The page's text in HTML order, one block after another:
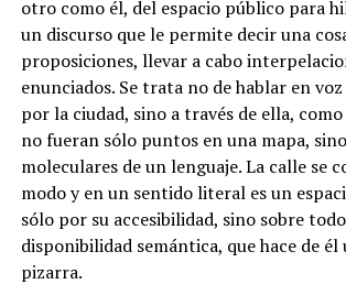
otro como él, del espacio público para
un discurso que le permite decir una
proposiciones, llevar a cabo
enunciados. Se trata no de hablar en
por la ciudad, sino a través de ella,
no fueran sólo puntos en una mapa,
moleculares de un lenguaje. La calle se
modo y en un sentido literal es un
sólo por su accesibilidad, sino sobre
disponibilidad semántica, que hace de él
pizarra.